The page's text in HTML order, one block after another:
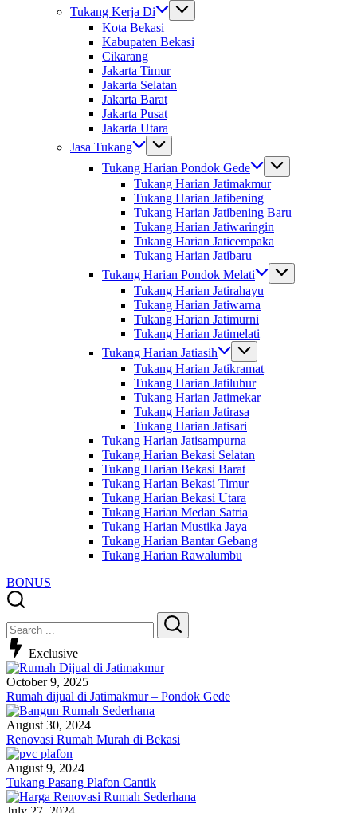
Tukang Kerja Di
Kota Bekasi
Kabupaten Bekasi
Cikarang
Jakarta Timur
Jakarta Selatan
Jakarta Barat
Jakarta Pusat
Jakarta Utara
Jasa Tukang
Tukang Harian Pondok Gede
Tukang Harian Jatimakmur
Tukang Harian Jatibening
Tukang Harian Jatibening Baru
Tukang Harian Jatiwaringin
Tukang Harian Jaticempaka
Tukang Harian Jatibaru
Tukang Harian Pondok Melati
Tukang Harian Jatirahayu
Tukang Harian Jatiwarna
Tukang Harian Jatimurni
Tukang Harian Jatimelati
Tukang Harian Jatiasih
Tukang Harian Jatikramat
Tukang Harian Jatiluhur
Tukang Harian Jatimekar
Tukang Harian Jatirasa
Tukang Harian Jatisari
Tukang Harian Jatisampurna
Tukang Harian Bekasi Selatan
Tukang Harian Bekasi Barat
Tukang Harian Bekasi Timur
Tukang Harian Bekasi Utara
Tukang Harian Medan Satria
Tukang Harian Mustika Jaya
Tukang Harian Bantar Gebang
Tukang Harian Rawalumbu
BONUS
Search
Search
Exclusive
October 9, 2025
Rumah dijual di Jatimakmur – Pondok Gede
August 30, 2024
Renovasi Rumah Murah di Bekasi
August 9, 2024
Tukang Pasang Plafon Cantik